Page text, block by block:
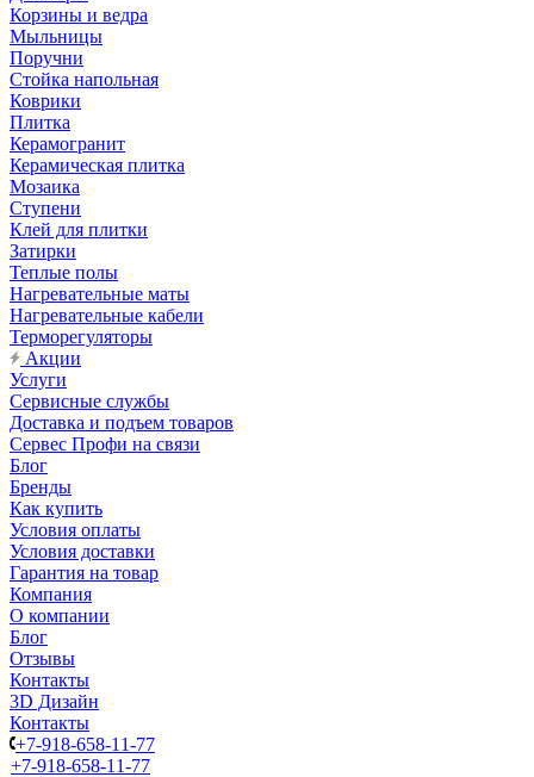
Корзины и ведра
Мыльницы
Поручни
Стойка напольная
Коврики
Плитка
Керамогранит
Керамическая плитка
Мозаика
Ступени
Клей для плитки
Затирки
Теплые полы
Нагревательные маты
Нагревательные кабели
Терморегуляторы
Акции
Услуги
Сервисные службы
Доставка и подъем товаров
Сервес Профи на связи
Блог
Бренды
Как купить
Условия оплаты
Условия доставки
Гарантия на товар
Компания
О компании
Блог
Отзывы
Контакты
3D Дизайн
Контакты
+7-918-658-11-77
+7-918-658-11-77